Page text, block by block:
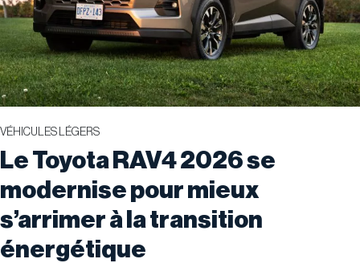
VÉHICULES LÉGERS
Le Toyota RAV4 2026 se
modernise pour mieux
s’arrimer à la transition
énergétique